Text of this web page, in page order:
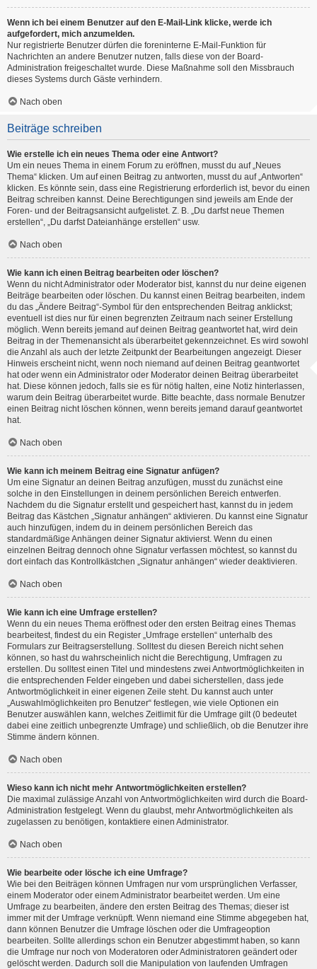
Wenn ich bei einem Benutzer auf den E-Mail-Link klicke, werde ich
aufgefordert, mich anzumelden.
Nur registrierte Benutzer dürfen die foreninterne E-Mail-Funktion für
Nachrichten an andere Benutzer nutzen, falls diese von der Board-
Administration freigeschaltet wurde. Diese Maßnahme soll den Missbrauch
dieses Systems durch Gäste verhindern.
Nach oben
Beiträge schreiben
Wie erstelle ich ein neues Thema oder eine Antwort?
Um ein neues Thema in einem Forum zu eröffnen, musst du auf „Neues
Thema“ klicken. Um auf einen Beitrag zu antworten, musst du auf „Antworten“
klicken. Es könnte sein, dass eine Registrierung erforderlich ist, bevor du einen
Beitrag schreiben kannst. Deine Berechtigungen sind jeweils am Ende der
Foren- und der Beitragsansicht aufgelistet. Z. B. „Du darfst neue Themen
erstellen“, „Du darfst Dateianhänge erstellen“ usw.
Nach oben
Wie kann ich einen Beitrag bearbeiten oder löschen?
Wenn du nicht Administrator oder Moderator bist, kannst du nur deine eigenen
Beiträge bearbeiten oder löschen. Du kannst einen Beitrag bearbeiten, indem
du das „Ändere Beitrag“-Symbol für den entsprechenden Beitrag anklickst;
eventuell ist dies nur für einen begrenzten Zeitraum nach seiner Erstellung
möglich. Wenn bereits jemand auf deinen Beitrag geantwortet hat, wird dein
Beitrag in der Themenansicht als überarbeitet gekennzeichnet. Es wird sowohl
die Anzahl als auch der letzte Zeitpunkt der Bearbeitungen angezeigt. Dieser
Hinweis erscheint nicht, wenn noch niemand auf deinen Beitrag geantwortet
hat oder wenn ein Administrator oder Moderator deinen Beitrag überarbeitet
hat. Diese können jedoch, falls sie es für nötig halten, eine Notiz hinterlassen,
warum dein Beitrag überarbeitet wurde. Bitte beachte, dass normale Benutzer
einen Beitrag nicht löschen können, wenn bereits jemand darauf geantwortet
hat.
Nach oben
Wie kann ich meinem Beitrag eine Signatur anfügen?
Um eine Signatur an deinen Beitrag anzufügen, musst du zunächst eine
solche in den Einstellungen in deinem persönlichen Bereich entwerfen.
Nachdem du die Signatur erstellt und gespeichert hast, kannst du in jedem
Beitrag das Kästchen „Signatur anhängen“ aktivieren. Du kannst eine Signatur
auch hinzufügen, indem du in deinem persönlichen Bereich das
standardmäßige Anhängen deiner Signatur aktivierst. Wenn du einen
einzelnen Beitrag dennoch ohne Signatur verfassen möchtest, so kannst du
dort einfach das Kontrollkästchen „Signatur anhängen“ wieder deaktivieren.
Nach oben
Wie kann ich eine Umfrage erstellen?
Wenn du ein neues Thema eröffnest oder den ersten Beitrag eines Themas
bearbeitest, findest du ein Register „Umfrage erstellen“ unterhalb des
Formulars zur Beitragserstellung. Solltest du diesen Bereich nicht sehen
können, so hast du wahrscheinlich nicht die Berechtigung, Umfragen zu
erstellen. Du solltest einen Titel und mindestens zwei Antwortmöglichkeiten in
die entsprechenden Felder eingeben und dabei sicherstellen, dass jede
Antwortmöglichkeit in einer eigenen Zeile steht. Du kannst auch unter
„Auswahlmöglichkeiten pro Benutzer“ festlegen, wie viele Optionen ein
Benutzer auswählen kann, welches Zeitlimit für die Umfrage gilt (0 bedeutet
dabei eine zeitlich unbegrenzte Umfrage) und schließlich, ob die Benutzer ihre
Stimme ändern können.
Nach oben
Wieso kann ich nicht mehr Antwortmöglichkeiten erstellen?
Die maximal zulässige Anzahl von Antwortmöglichkeiten wird durch die Board-
Administration festgelegt. Wenn du glaubst, mehr Antwortmöglichkeiten als
zugelassen zu benötigen, kontaktiere einen Administrator.
Nach oben
Wie bearbeite oder lösche ich eine Umfrage?
Wie bei den Beiträgen können Umfragen nur vom ursprünglichen Verfasser,
einem Moderator oder einem Administrator bearbeitet werden. Um eine
Umfrage zu bearbeiten, ändere den ersten Beitrag des Themas; dieser ist
immer mit der Umfrage verknüpft. Wenn niemand eine Stimme abgegeben hat,
dann können Benutzer die Umfrage löschen oder die Umfrageoption
bearbeiten. Sollte allerdings schon ein Benutzer abgestimmt haben, so kann
die Umfrage nur noch von Moderatoren oder Administratoren geändert oder
gelöscht werden. Dadurch soll die Manipulation von laufenden Umfragen